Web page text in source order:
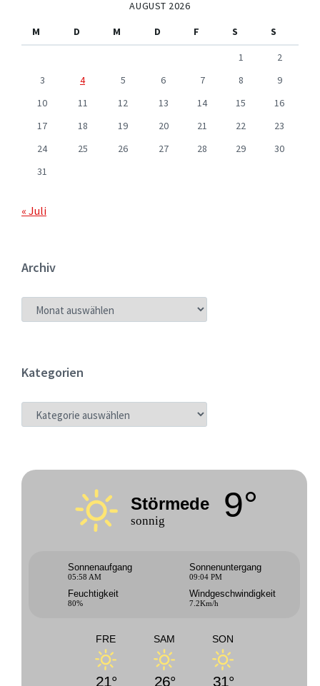
AUGUST 2026
M
D M D F S
S
1
2
3
4 5 6 7 8
9
10
11 12 13 14 15
16
17
18 19 20 21 22
23
24
25 26 27 28 29
30
31
« Juli
Archiv
ARCHIV
Kategorien
KATEGORIEN
Störmede
sonnig 9°
Sonnenaufgang
05:58 AM
Sonnenuntergang
09:04 PM
Feuchtigkeit
80%
Windgeschwindigkeit
7.2Km/h
FRE
21°
SAM
26°
SON
31°